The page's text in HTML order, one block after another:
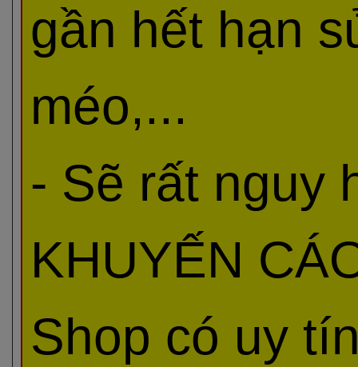
gần hết hạn
méo,...
- Sẽ rất nguy
KHUYẾN
Shop có uy